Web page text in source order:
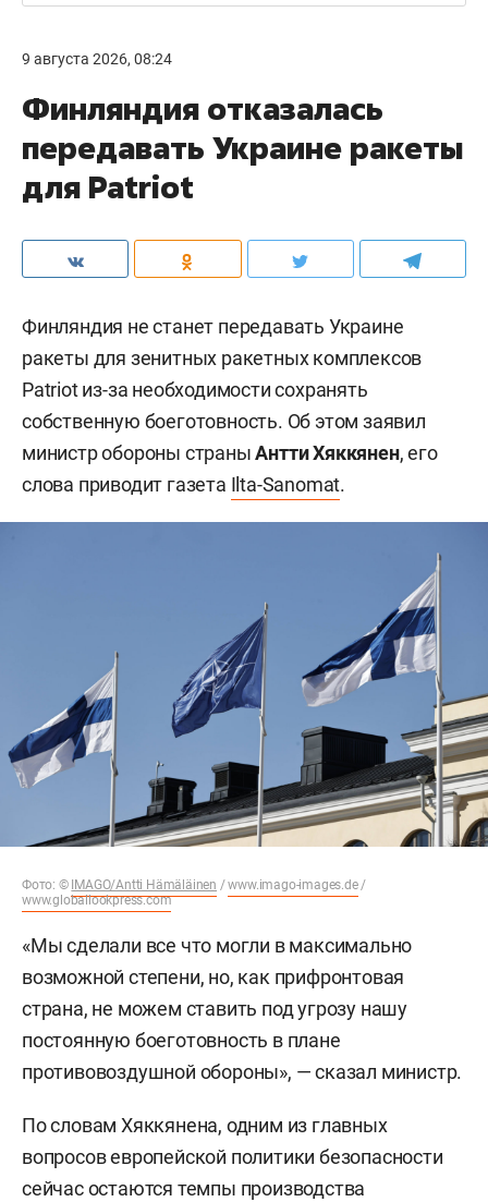
9 августа 2026, 08:24
Финляндия отказалась
передавать Украине ракеты
для Patriot
Финляндия не станет передавать Украине
ракеты для зенитных ракетных комплексов
Patriot из-за необходимости сохранять
собственную боеготовность. Об этом заявил
министр обороны страныАнтти Хяккянен, его
слова приводит газета Ilta-Sanomat.
Фото: © IMAGO/Antti Hämäläinen /www.imago-images.de/
www.globallookpress.com
«Мы сделали все что могли в максимально
возможной степени, но, как прифронтовая
страна, не можем ставить под угрозу нашу
постоянную боеготовность в плане
противовоздушной обороны», — сказал министр.
По словам Хяккянена, одним из главных
вопросов европейской политики безопасности
сейчас остаются темпы производства